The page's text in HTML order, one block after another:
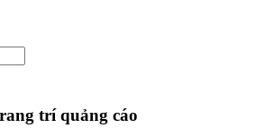
trí quảng cáo